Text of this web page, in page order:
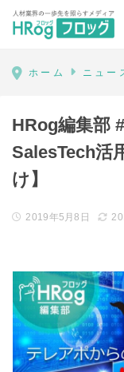
HRog | 人材
ホーム ニュー
HRog編集部
SalesTech活
け】
2019年5月8日